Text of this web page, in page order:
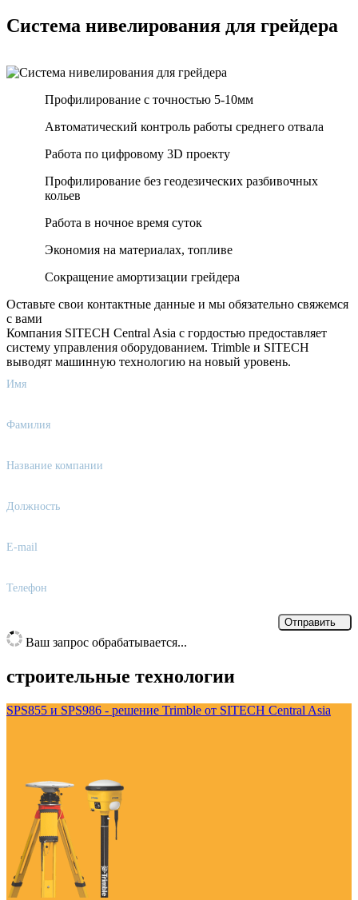
Система нивелирования для грейдера
Профилирование с точностью 5-10мм
Автоматический контроль работы среднего отвала
Работа по цифровому 3D проекту
Профилирование без геодезических разбивочных
кольев
Работа в ночное время суток
Экономия на материалах, топливе
Сокращение амортизации грейдера
Оставьте свои контактные данные и мы обязательно свяжемся
с вами
Компания SITECH Central Asia с гордостью предоставляет
систему управления оборудованием. Trimble и SITECH
выводят машинную технологию на новый уровень.
Имя
Фамилия
Название компании
Должность
E-mail
Телефон
Отправить
Ваш запрос обрабатывается...
строительные технологии
SPS855 и SPS986 - решение Trimble от SITECH Central Asia